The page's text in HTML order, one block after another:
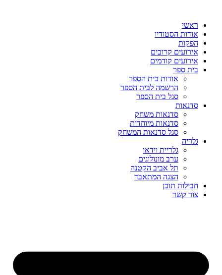
ראשי
אודות הסטודיו
הפקות
אירועים קרובים
אירועים קודמים
בית ספר
אודות בית הספר
הרשמה לבית הספר
סגל בית הספר
סדנאות
סדנאות משחק
סדנאות מיוחדות
סגל סדנאות המשחק
גלריה
גלריית וידאו
ערב מונולוגים
תל אביב הקטנה
הצגה המתאבד
חבילות תוכן
צור קשר